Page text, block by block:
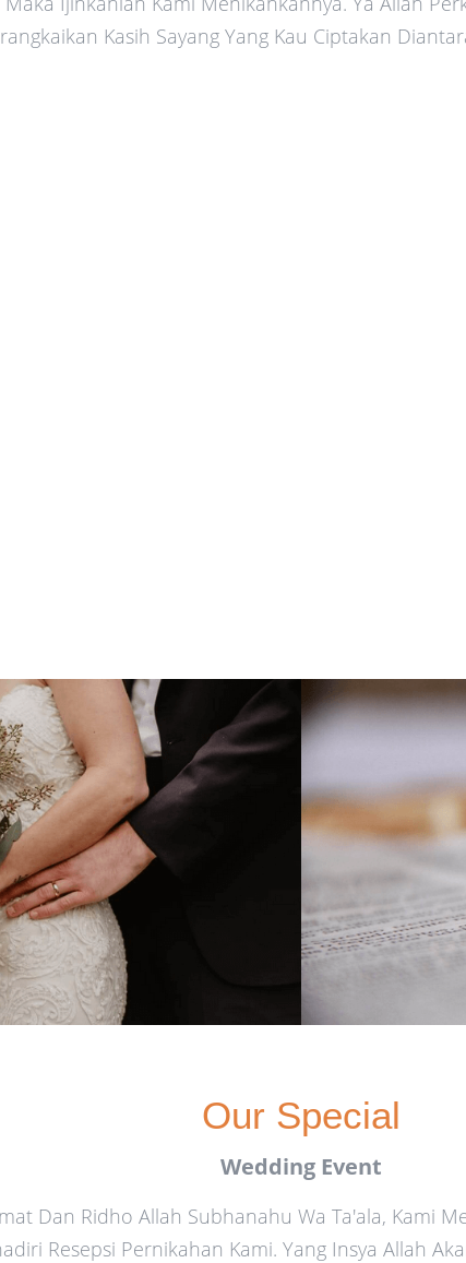
Kasih Sayang Yang Kau Ciptakan
Our Special
Wedding Event
Dan Ridho Allah Subhanahu Wa Ta'ala, Kami
Resepsi Pernikahan Kami. Yang Insya Allah